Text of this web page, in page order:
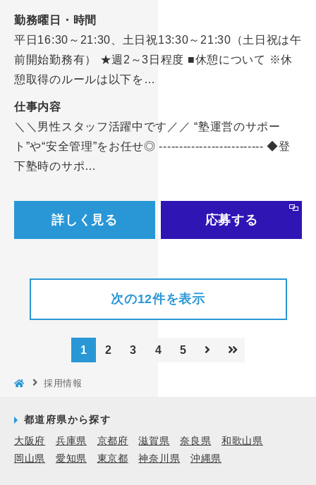
勤務曜日・時間
平日16:30～21:30、土日祝13:30～21:30（土日祝は午
前開始勤務有） ★週2～3日程度 ■休憩について ※休
憩取得のルールは以下を…
仕事内容
＼＼男性スタッフ活躍中です／／ “塾運営のサポー
ト”や“安全管理”をお任せ◎ -------------------------- ◆登
下塾時のサポ…
詳しく見る 応募する
次の12件を表示
1 2 3 4 5
採用情報
都道府県から探す
大阪府
兵庫県 京都府 滋賀県 奈良県
和歌山県
岡山県
愛知県 東京都 神奈川県 沖縄県